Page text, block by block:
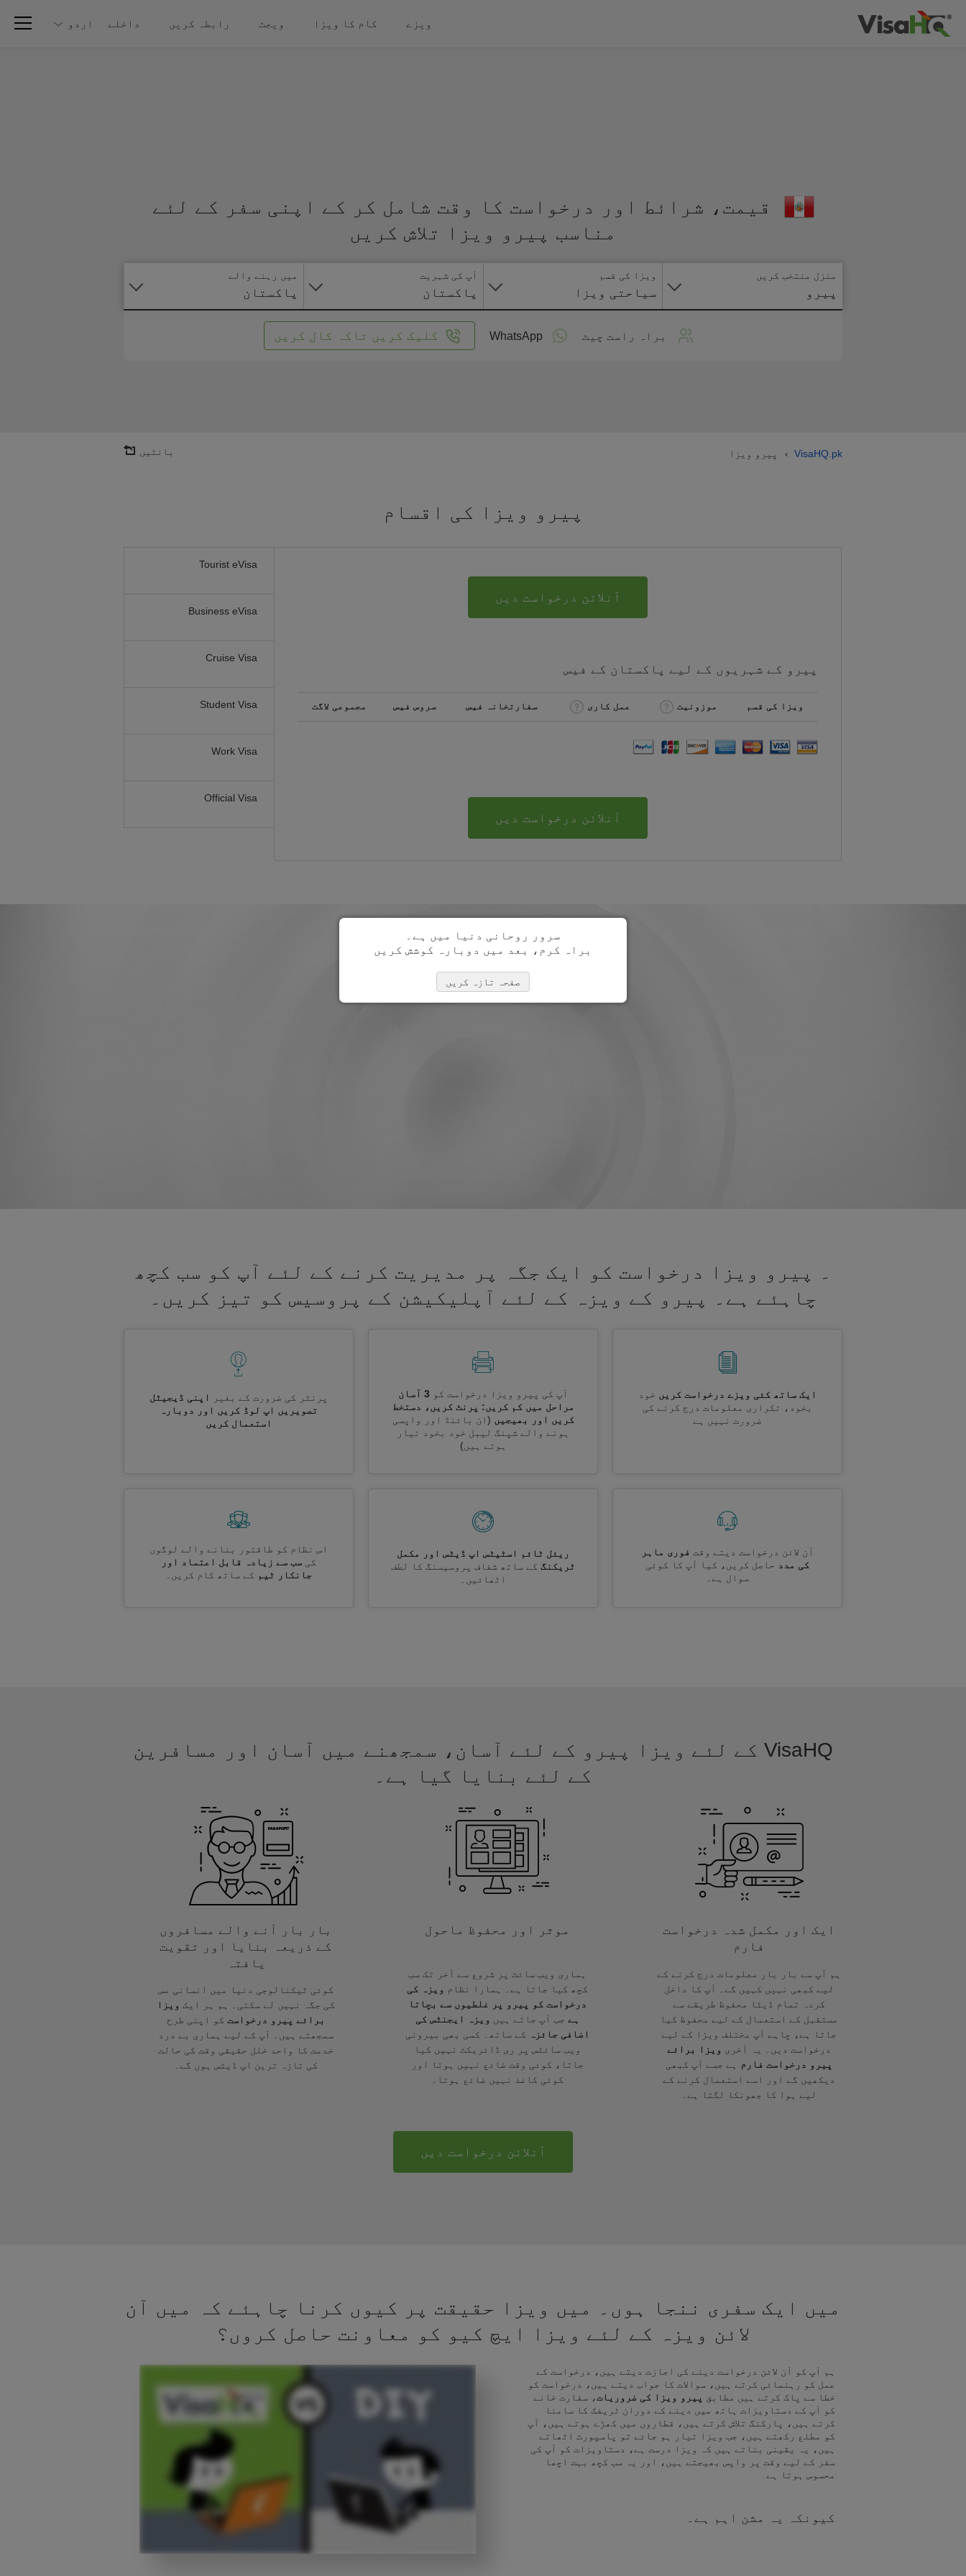
ویزے کام کا ویزا ویجٹ رابطہ کریں داخلے اردو
قیمت، شرائط اور درخواست کا وقت شامل کر کے اپنی سفر کے لئے
مناسب پیرو ویزا تلاش کریں
منزل منتخب کریں
پیرو
ویزا کی قسم
سیاحتی ویزا
آپ کی شہریت
پاکستان
میں رہنے والے
پاکستان
براہ راست چیٹ WhatsApp کلیک کریں تاکہ کال کریں
VisaHQ.pk
› پیرو ویزا بانٹیں
پیرو ویزا کی اقسام
Tourist eVisa
Business eVisa
Cruise Visa
Student Visa
Work Visa
Official Visa
آنلائن درخواست دیں
پیرو کے شہریوں کے لیے پاکستان کے فیس
ویزا کی قسم موزونیت عمل کاری سفارتخانہ فیس سروس فیس مجموعی لاگت
آنلائن درخواست دیں
۔ پیرو ویزا درخواست کو ایک جگہ پر مدیریت کرنے کے لئے آپ کو سب کچھ
چاہئے ہے۔ پیرو کے ویزہ کے لئے آپلیکیشن کے پروسیس کو تیز کریں۔
ایک ساتھ کئی ویزے درخواست کریں خود
بخود، تکراری معلومات درج کرنے کی
ضرورت نہیں ہے
آپ کی پیرو ویزا درخواست کو
3 آسان
مراحل میں کم کریں: پرنٹ کریں، دستخط
کریں اور بھیجیں (ان بائنڈ اور واپسی
ہونے والے شپنگ لیبل خود بخود تیار
ہوتے ہیں)
پرنٹر کی ضرورت کے بغیر
اپنی ڈیجیٹل
تصویریں اپ لوڈ کریں اور دوبارہ
استعمال کریں
آن لائن درخواست دیتے وقت فوری ماہر
کی مدد حاصل کریں، کیا آپ کا کوئی
سوال ہے۔
ریئل ٹائم اسٹیٹس اپ ڈیٹس اور مکمل
ٹریکنگ کے ساتھ شفاف پروسیسنگ کا لطف
اٹھائیں۔
اس نظام کو طاقتور بنانے والے لوگوں
کی سب سے زیادہ قابل اعتماد اور
جانکار ٹیم کے ساتھ کام کریں۔
VisaHQ کے لئے ویزا پیرو کے لئے آسان، سمجھنے میں آسان اور مسافرین
کے لئے بنایا گیا ہے۔
ایک اور مکمل شدہ درخواست
فارم
ہم آپ سے بار بار معلومات درج کرنے کے
لیے کبھی نہیں کہیں گے۔ آپ کا داخل
کردہ تمام ڈیٹا محفوظ طریقے سے
مستقبل کے استعمال کے لیے محفوظ کیا
جاتا ہے، چاہے آپ مختلف ویزا کے لیے
درخواست دیں۔ یہ آخری ویزا برائے
پیرو درخواست فارم
ہے جسے آپ کبھی
دیکھیں گے اور اسے استعمال کرنے کے
لیے ہوا کا جھونکا لگتا ہے۔
موثر اور محفوظ ماحول
ہماری ویب سائٹ پر شروع سے آخر تک سب
کچھ کیا جاتا ہے۔ ہمارا نظام ویزہ کی
درخواست کو پیرو پر غلطیوں سے بچاتا
ہے جب آپ جاتے ہیں
ویزہ ایجنٹس کی
اضافی جائزہ
کے ساتھ۔ کسی بھی بیرونی
ویب سائٹس پر ری ڈائریکٹ نہیں کیا
جاتا، کوئی وقت ضائع نہیں ہوتا اور
کوئی کاغذ نہیں ضائع ہوتا۔
بار بار آنے والے مسافروں
کے ذریعہ بنایا اور تقویت
یافتہ
کوئی ٹیکنالوجی دنیا میں انسانی مس
کی جگہ نہیں لے سکتی۔ ہم ہر ایک ویزا
برائے پیرو درخواست کو اپنی طرح
سمجھتے ہیں۔ آپ کے لیے ہماری بے درد
خدمت کا واحد خلل حقیقی وقت کی حالت
کی تازہ ترین اپ ڈیٹس ہوں گے۔
آنلائن درخواست دیں
میں ایک سفری ننجا ہوں۔ میں ویزا حقیقت پر کیوں کرنا چاہئے کہ میں آن
لائن ویزہ کے لئے ویزا ایچ کیو کو معاونت حاصل کروں؟
ہم آپ کو آن لائن درخواست دینے کی اجازت دیتے ہیں، درخواست کے
عمل کو رہنمائی کرتے ہیں، سوالات کا جواب دیتے ہیں، درخواست کو
خطا سے پاک کرتے ہیں مطابق
پیرو ویزا کی ضروریات، سفارت خانے
کو آپ کے دستاویزات ہاتھ میں دینے کے دوران ٹریفک کا سامنا
کرتے ہیں، پارکنگ تلاش کرتے ہیں، قطاروں میں کھڑے ہوتے ہیں، آپ
کو مطلع رکھتے ہیں، جب ویزا تیار ہو جائے تو پاسپورٹ اٹھاتے
ہیں، یہ یقینی بناتے ہیں کہ ویزا درست ہے، دستاویزات کو آپ کی
سفر کے لیے وقت پر واپس بھیجتے ہیں، اور یہ سب کچھ بہت اچھا
محسوس ہوتا ہے
کیونکہ یہ مشن اہم ہے۔
سرور روحانی دنیا میں ہے۔
براہ کرم، بعد میں دوبارہ کوشش کریں
صفحہ تازہ کریں